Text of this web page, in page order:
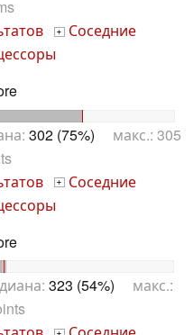
+ Соседние
302 (75%) макс.: 305
+ Соседние
323 (54%) макс.: